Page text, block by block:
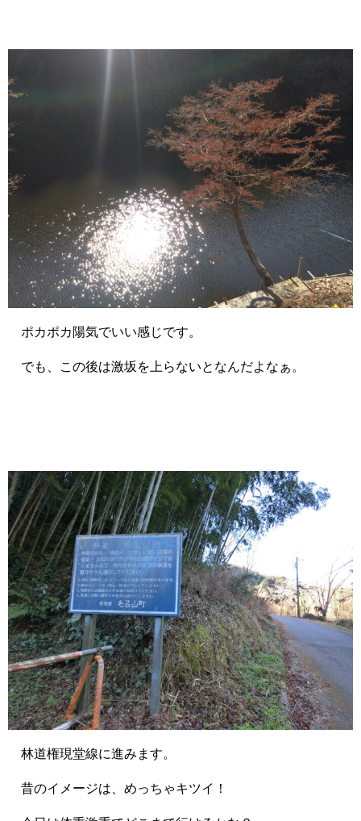
ポカポカ陽気でいい感じです。
でも、この後は激坂を上らないとなんだよなぁ。
林道権現堂線に進みます。
昔のイメージは、めっちゃキツイ！